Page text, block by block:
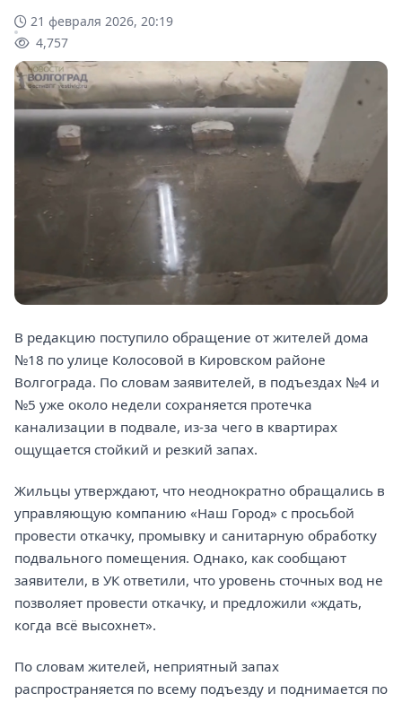
21 февраля 2026, 20:19
4,757
В редакцию поступило обращение от жителей дома
№18 по улице Колосовой в Кировском районе
Волгограда. По словам заявителей, в подъездах №4 и
№5 уже около недели сохраняется протечка
канализации в подвале, из-за чего в квартирах
ощущается стойкий и резкий запах.
Жильцы утверждают, что неоднократно обращались в
управляющую компанию «Наш Город» с просьбой
провести откачку, промывку и санитарную обработку
подвального помещения. Однако, как сообщают
заявители, в УК ответили, что уровень сточных вод не
позволяет провести откачку, и предложили «ждать,
когда всё высохнет».
По словам жителей, неприятный запах
распространяется по всему подъезду и поднимается по